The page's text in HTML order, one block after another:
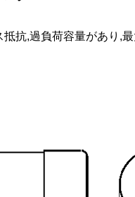
抗,過負荷容量があり,